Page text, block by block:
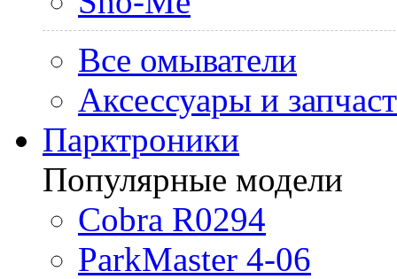
Все омыватели
Аксессуары и
Парктроники
Популярные модели
Cobra R0294
ParkMaster 4-06